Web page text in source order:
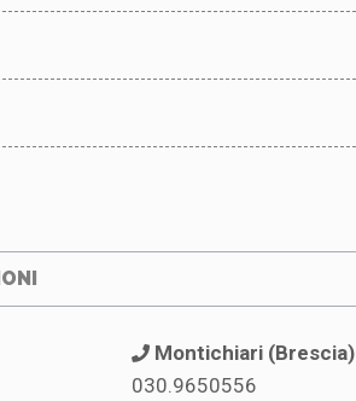
Montichiari (Brescia)
030.9650556